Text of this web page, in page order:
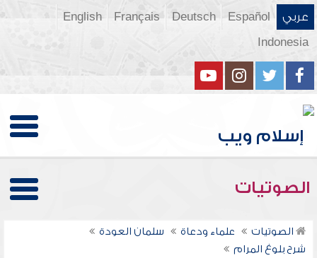
عربي Español
Deutsch
Français
English
Indonesia
الصوتيات
الصوتيات علماء ودعاة
سلمان العودة
شرح بلوغ المرام